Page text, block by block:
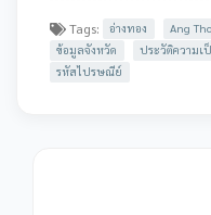
Tags: อ่างทอง Ang
ข้อมูลจังหวัด
ประวัติความเ
รหัสไปรษณีย์